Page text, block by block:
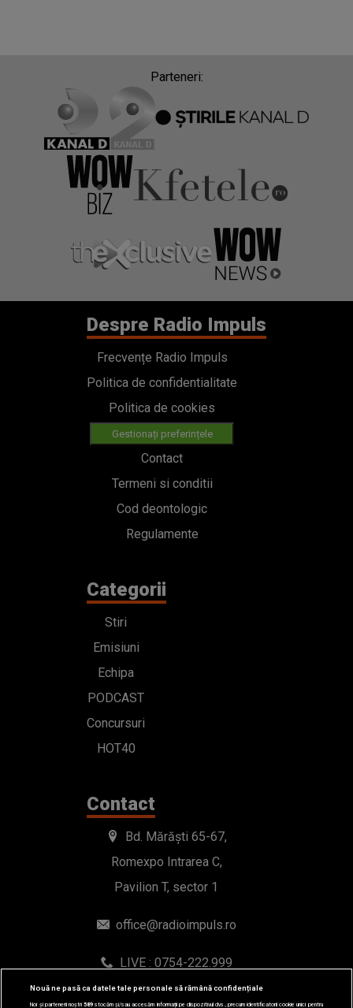
Parteneri:
Despre Radio Impuls
Frecvențe Radio Impuls
Politica de confidentialitate
Politica de cookies
Gestionați preferințele
Contact
Termeni si conditii
Cod deontologic
Regulamente
Categorii
Stiri
Emisiuni
Echipa
PODCAST
Concursuri
HOT40
Contact
Bd. Mărăști 65-67,
Romexpo Intrarea C,
Pavilion T, sector 1
office@radioimpuls.ro
LIVE : 0754-222.999
WhatsApp: 0754-222.999
Nouă ne pasă ca datele tale personale să rămână confidențiale
Noi și partenerii noștri589stocăm și/sau accesăm informații pe dispozitivul dvs., precum identificatorii cookie unici pentru